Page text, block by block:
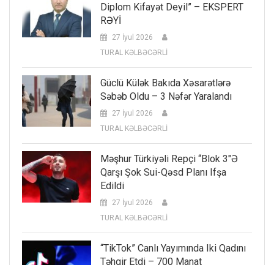
Diplom Kifayət Deyil” – EKSPERT
RƏYİ
27 İyul 2026
TURAL KƏLBƏCƏRLİ
Güclü Külək Bakıda Xəsarətlərə
Səbəb Oldu – 3 Nəfər Yaralandı
27 İyul 2026
TURAL KƏLBƏCƏRLİ
Məşhur Türkiyəli Repçi “Blok 3″ə
Qarşı Şok Sui-Qəsd Planı Ifşa
Edildi
27 İyul 2026
TURAL KƏLBƏCƏRLİ
“TikTok” Canlı Yayımında Iki Qadını
Təhqir Etdi – 700 Manat